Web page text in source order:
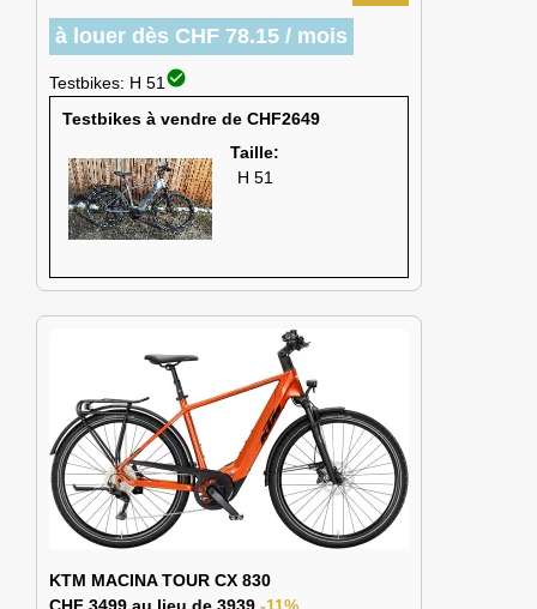
à louer dès CHF 78.15 / mois
Testbikes: H 51 check_circle
Testbikes à vendre de CHF2649
Taille:
H 51
KTM MACINA TOUR CX 830